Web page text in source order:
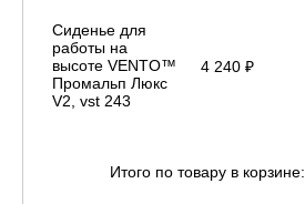
Сиденье для
работы на
высоте VENTO™
Промальп Люкс
V2, vst 243
4 240 ₽
Итого по товару в корзине: